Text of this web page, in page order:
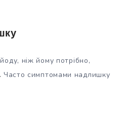
ніж йому потрібно,
Часто симптомами надлишку